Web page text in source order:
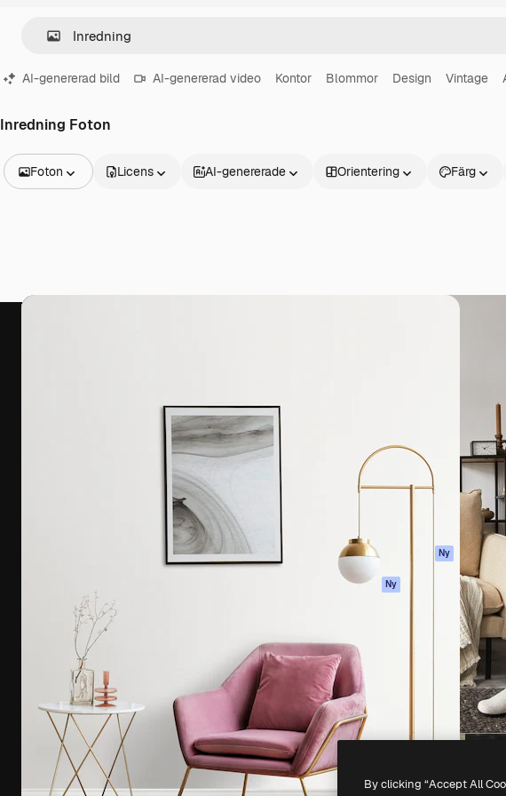
AI-genererad bild AI-genererad video Kontor Blommor Design Vintage
Inredning Foton
Foton
Videor
Licens AI-genererade Orientering Färg
Den kreativa plattformen för att förverkliga
ditt bästa arbete. Mer än 1 miljon
prenumeranter bland kreatörer, företag,
byråer och studior.
AI-bildgenerator
AI-videogenerator
MCP för
Claude/ChatGPT
Ny
Agenter Ny
Alla Magnific-
verktyg
Copyright © 2010-2026 Freepik Company S.L.U. Alla rättigheter reserverade.
By clicking “Accept All